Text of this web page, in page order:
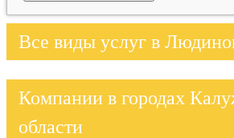
Все виды услуг в
Компании в городах
области